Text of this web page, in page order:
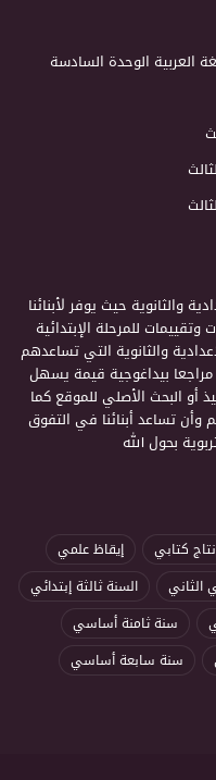
العربية الوحدة السادسة
والثانوية حيث يوفر لأبنائنا
للمرحلة الإبتدائية
والثانوية التي تساعدهم
بيداغوجية قيمة يسهل
أو البحث الأصلي للموقع كما
تساعد أبنائنا في التفوق
بحول الله
كتابي
إيقاظ علمي
الثاني
السنة ثالثة إبتدائي
سنة ثامنة أساسي
سنة سابعة أساسي